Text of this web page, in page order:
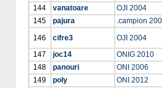
144
vanatoare
OJI 2004
145
pajura
.campion
146
cifre3
OJI 2004
147
joc14
ONIG 2010
148
panouri
ONI 2006
149
poly
ONI 2012